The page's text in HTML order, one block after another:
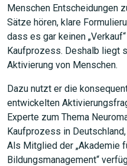
Menschen Entscheidungen
Sätze hören, klare
dass es gar keinen
Kaufprozess. Deshalb liegt
Aktivierung von Menschen.
Dazu nutzt er die
entwickelten
Experte zum Thema
Kaufprozess in
Als Mitglied der „Akademie
Bildungsmanagement“